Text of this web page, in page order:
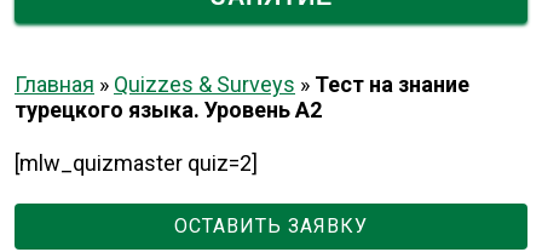
Главная » Quizzes & Surveys » Тест на знание
турецкого языка. Уровень А2
[mlw_quizmaster quiz=2]
ОСТАВИТЬ ЗАЯВКУ